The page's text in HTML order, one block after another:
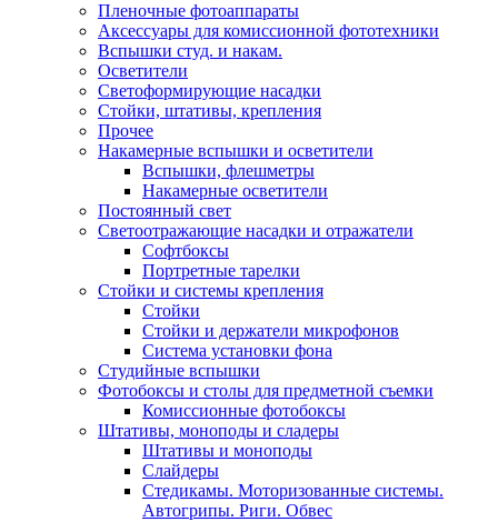
Пленочные фотоаппараты
Аксессуары для комиссионной фототехники
Вспышки студ. и накам.
Осветители
Светоформирующие насадки
Стойки, штативы, крепления
Прочее
Накамерные вспышки и осветители
Вспышки, флешметры
Накамерные осветители
Постоянный свет
Светоотражающие насадки и отражатели
Софтбоксы
Портретные тарелки
Стойки и системы крепления
Стойки
Стойки и держатели микрофонов
Система установки фона
Студийные вспышки
Фотобоксы и столы для предметной съемки
Комиссионные фотобоксы
Штативы, моноподы и сладеры
Штативы и моноподы
Слайдеры
Стедикамы. Моторизованные системы.
Автогрипы. Риги. Обвес